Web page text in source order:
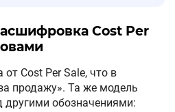
Cost Per
от Cost Per Sale, что в
продажу». Та же модель
другими обозначениями: